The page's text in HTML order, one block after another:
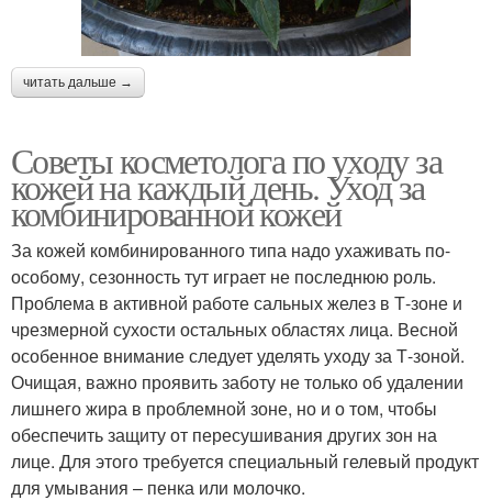
читать дальше →
Советы косметолога по уходу за
кожей на каждый день. Уход за
комбинированной кожей
За кожей комбинированного типа надо ухаживать по-
особому, сезонность тут играет не последнюю роль.
Проблема в активной работе сальных желез в Т-зоне и
чрезмерной сухости остальных областях лица. Весной
особенное внимание следует уделять уходу за Т-зоной.
Очищая, важно проявить заботу не только об удалении
лишнего жира в проблемной зоне, но и о том, чтобы
обеспечить защиту от пересушивания других зон на
лице. Для этого требуется специальный гелевый продукт
для умывания – пенка или молочко.